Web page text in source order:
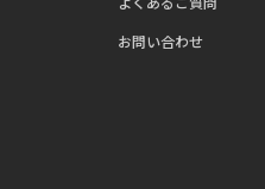
お問い合わせ